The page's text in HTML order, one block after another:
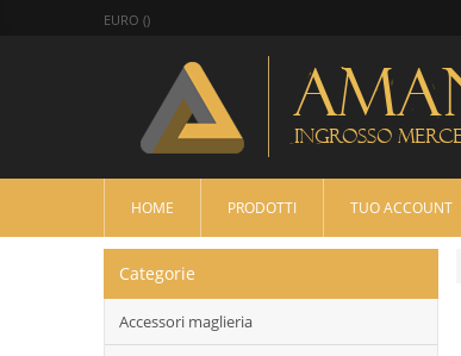
EURO ()
HOME PRODOTTI TUO ACCOUNT
Categorie
Accessori maglieria